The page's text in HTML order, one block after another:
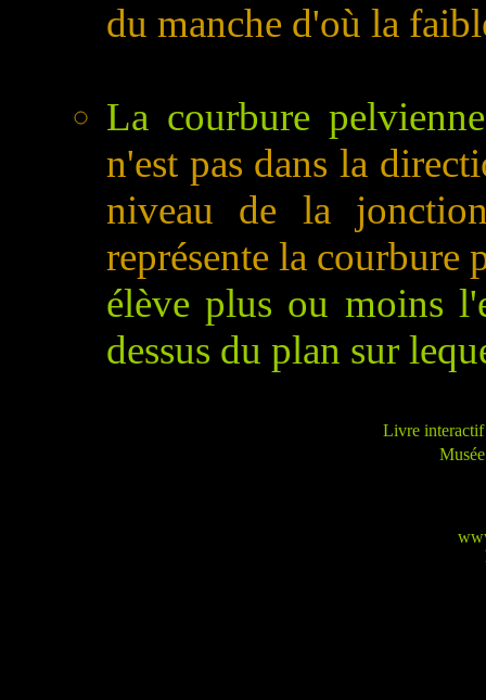
du manche d'où la
La courbure
n'est pas dans la
niveau de la
représente la courbure
élève plus ou moins
dessus du plan sur
Livre interactif